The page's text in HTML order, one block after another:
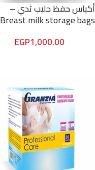
أكياس حفظ حليب ثدي –
Breast milk storage bags
EGP1,000.00